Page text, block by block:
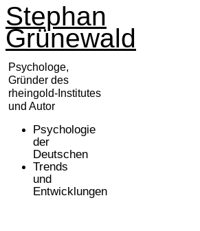
Zum
Inhalt
springen
Stephan
Grünewald
Psychologe,
Gründer des
rheingold-Institutes
und Autor
Psychologie
der
Deutschen
Trends
und
Entwicklungen